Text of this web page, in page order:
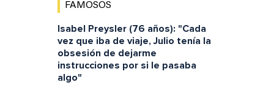
FAMOSOS
Isabel Preysler (76 años): "Cada
vez que iba de viaje, Julio tenía la
obsesión de dejarme
instrucciones por si le pasaba
algo"